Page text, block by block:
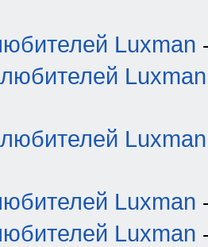
Luxman
Luxman
Luxman
Luxman
Luxman